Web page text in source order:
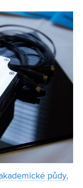
panelu zís
půdy,